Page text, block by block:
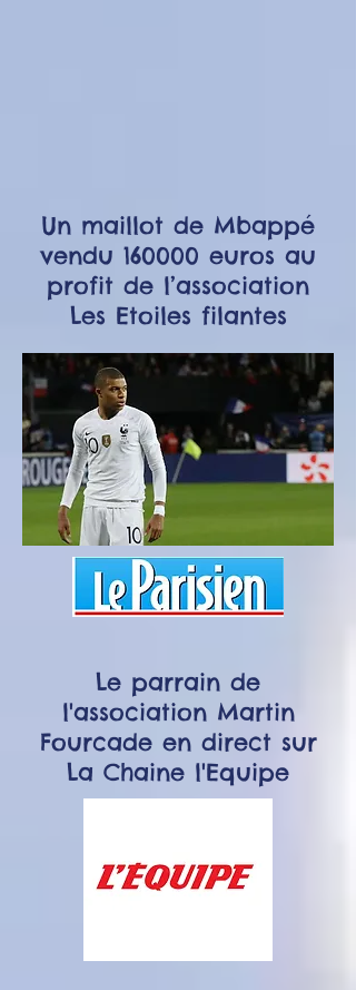
Un maillot de Mbappé
vendu 160000 euros au
profit de l’association
Les Etoiles filantes
Le parrain de
l'association Martin
Fourcade en direct sur
La Chaine l'Equipe